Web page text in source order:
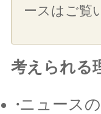
ースはご覧
考えられる
ニュース